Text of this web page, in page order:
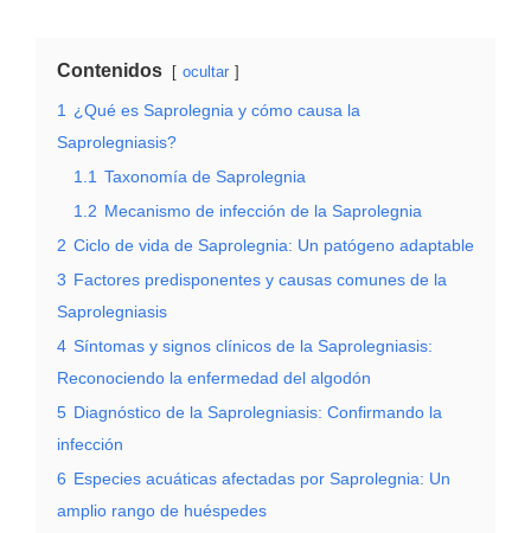
Contenidos ocultar
1
¿Qué es Saprolegnia y cómo causa la
Saprolegniasis?
1.1 Taxonomía de Saprolegnia
1.2 Mecanismo de infección de la Saprolegnia
2 Ciclo de vida de Saprolegnia: Un patógeno adaptable
3 Factores predisponentes y causas comunes de la
Saprolegniasis
4 Síntomas y signos clínicos de la Saprolegniasis:
Reconociendo la enfermedad del algodón
5 Diagnóstico de la Saprolegniasis: Confirmando la
infección
6 Especies acuáticas afectadas por Saprolegnia: Un
amplio rango de huéspedes